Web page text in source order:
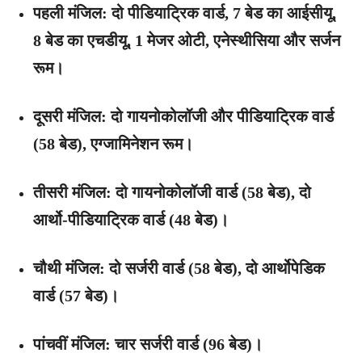
पहली मंजिल: दो पीडियाट्रिक वार्ड, 7 बेड का आईसीयू,
8 बेड का एचडीयू, 1 मेजर ओटी, एनेस्थीसिया और सर्जन
रूम।
दूसरी मंजिल: दो गायनोकोलॉजी और पीडियाट्रिक वार्ड
(58 बेड), एग्जामिनेशन रूम।
तीसरी मंजिल: दो गायनोकोलॉजी वार्ड (58 बेड), दो
आर्थो-पीडियाट्रिक वार्ड (48 बेड)।
चौथी मंजिल: दो सर्जरी वार्ड (58 बेड), दो आर्थोपेडिक
वार्ड (57 बेड)।
पांचवीं मंजिल: चार सर्जरी वार्ड (96 बेड)।